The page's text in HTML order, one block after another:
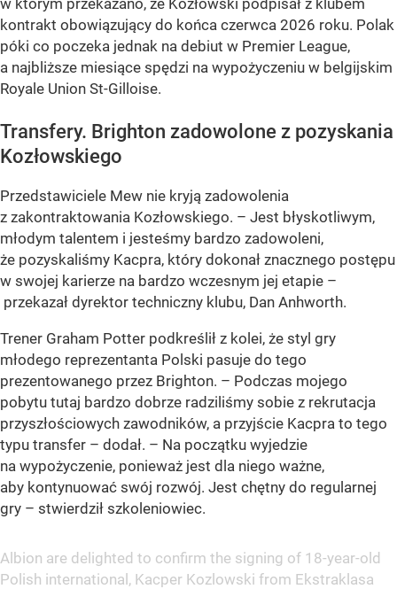
kontrakt obowiązujący do końca czerwca 2026 roku. Polak
póki co poczeka jednak na debiut w Premier League,
a najbliższe miesiące spędzi na wypożyczeniu w belgijskim
Royale Union St-Gilloise.
Transfery. Brighton zadowolone z pozyskania
Kozłowskiego
Przedstawiciele Mew nie kryją zadowolenia
z zakontraktowania Kozłowskiego. – Jest błyskotliwym,
młodym talentem i jesteśmy bardzo zadowoleni,
że pozyskaliśmy Kacpra, który dokonał znacznego postępu
w swojej karierze na bardzo wczesnym jej etapie –
przekazał dyrektor techniczny klubu, Dan Anhworth.
Trener Graham Potter podkreślił z kolei, że styl gry
młodego reprezentanta Polski pasuje do tego
prezentowanego przez Brighton. – Podczas mojego
pobytu tutaj bardzo dobrze radziliśmy sobie z rekrutacja
przyszłościowych zawodników, a przyjście Kacpra to tego
typu transfer – dodał. – Na początku wyjedzie
na wypożyczenie, ponieważ jest dla niego ważne,
aby kontynuować swój rozwój. Jest chętny do regularnej
gry – stwierdził szkoleniowiec.
Albion are delighted to confirm the signing of 18-year-old
Polish international, Kacper Kozlowski from Ekstraklasa